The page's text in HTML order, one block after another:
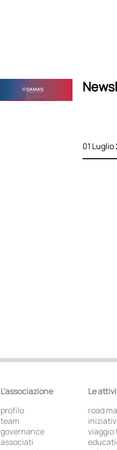
01 Luglio
L'associazione
profilo
team
governance
associati
Le
road
viaggio